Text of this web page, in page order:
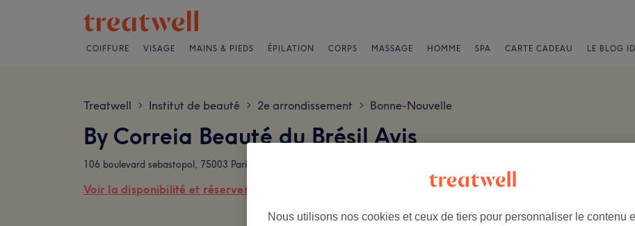
COIFFURE VISAGE MAINS & PIEDS ÉPILATION CORPS MASSAGE HOMME SPA CARTE CADEAU LE BLOG
Treatwell > Institut de beauté > 2e arrondissement > Bonne-Nouvelle
By Correia Beauté du Brésil Avis
106 boulevard sebastopol, 75003 Paris
Voir la disponibilité et réserver en ligne
Nous utilisons nos cookies et ceux de tiers pour personnaliser le contenu